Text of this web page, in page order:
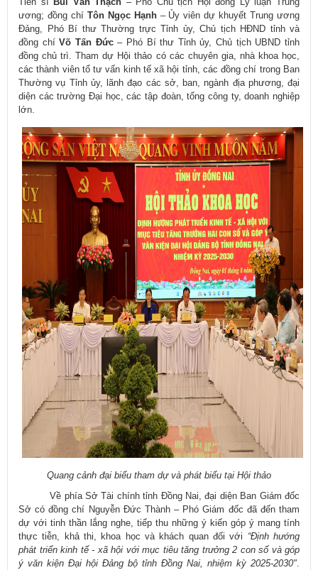
ương; đồng chí Tôn Ngọc Hạnh– Ủy viên dự khuyết Trung ương
Đảng, Phó Bí thư Thường trực Tỉnh ủy, Chủ tịch HĐND tỉnh và
đồng chíVõ Tấn Đức– Phó Bí thư Tỉnh ủy, Chủ tịch UBND tỉnh
đồng chủ trì. Tham dự Hội thảo có các chuyên gia, nhà khoa học,
các thành viên tổ tư vấn kinh tế xã hội tỉnh, các đồng chí trong Ban
Thường vụ Tỉnh ủy, lãnh đạo các sở, ban, ngành địa phương, đại
diện các trường Đại học, các tập đoàn, tổng công ty, doanh nghiệp
lớn.
Quang cảnh đại biểu tham dự và phát biểu tại Hội thảo
Về phía Sở Tài chính tỉnh Đồng Nai, đại diện Ban Giám đốc
Sở có đồng chí Nguyễn Đức Thành – Phó Giám đốc đã đến tham
dự với tinh thần lắng nghe, tiếp thu những ý kiến góp ý mang tính
thực tiễn, khả thi, khoa học và khách quan đối với “Định hướng
phát triển kinh tế - xã hội với mục tiêu tăng trưởng 2 con số và góp
ý văn kiện Đại hội Đảng bộ tỉnh Đồng Nai, nhiệm kỳ 2025-2030"